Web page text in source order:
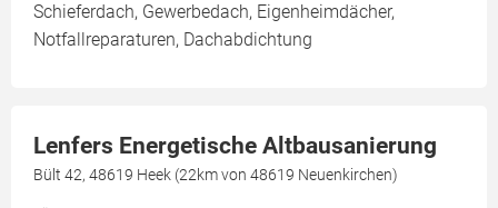
Schieferdach, Gewerbedach, Eigenheimdächer,
Notfallreparaturen, Dachabdichtung
Lenfers Energetische Altbausanierung
Bült 42, 48619 Heek (22km von 48619 Neuenkirchen)